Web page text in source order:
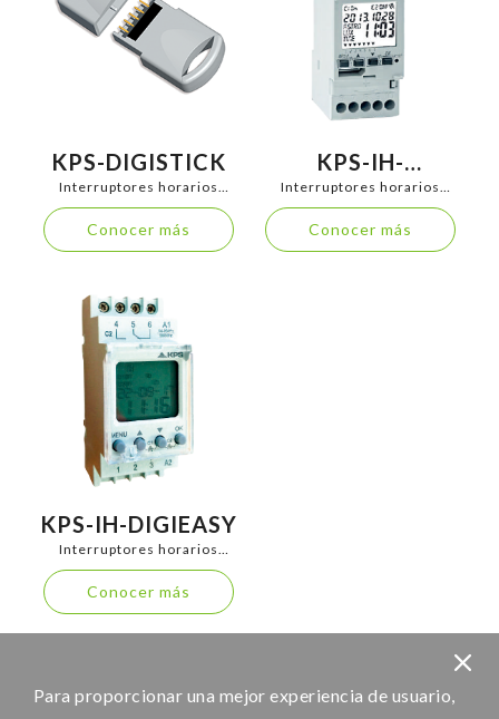
Para proporcionar una mejor experiencia de usuario,
KPS-DIGISTICK
Interruptores horarios
analógicos y digitales
Conocer más
KPS-IH-
DIGIASTRO
Interruptores horarios
analógicos y digitales
Conocer más
KPS-IH-DIGIEASY
Interruptores horarios
analógicos y digitales
Conocer más